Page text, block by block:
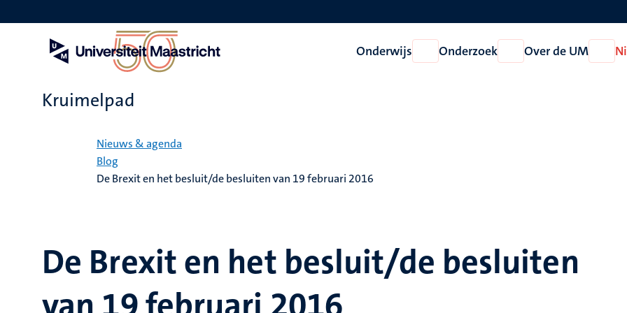
en
Onderwijs
Open
Onderwijs
Onderzoek
Open
Onderzoek
Over de UM
Open
Over
Kruimelpad
Nieuws & agenda
Blog
De Brexit en het besluit/de besluiten van 19 februari 2016
De Brexit en het besluit/de besluiten